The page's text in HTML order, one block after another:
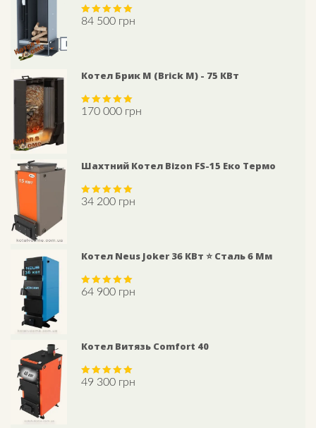
Rated5.00
84 500 грн
Котел Брик M (Brick M) - 75 КВт
Rated5.00
170 000 грн
Шахтний Котел Bizon FS-15 Еко Термо
Rated5.00
34 200 грн
Котел Neus Joker 36 КВт ⭐ Сталь 6 Мм
Rated5.00
64 900 грн
Котел Витязь Comfort 40
Rated5.00
49 300 грн